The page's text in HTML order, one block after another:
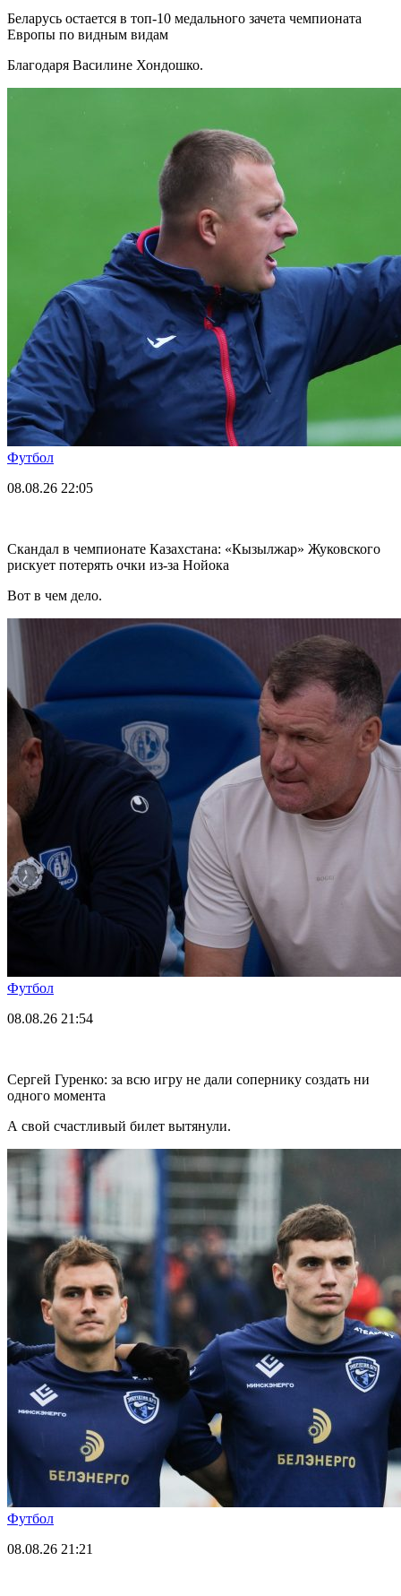
Беларусь остается в топ-10 медального зачета чемпионата
Европы по видным видам
Благодаря Василине Хондошко.
Футбол
08.08.26 22:05
Скандал в чемпионате Казахстана: «Кызылжар» Жуковского
рискует потерять очки из-за Нойока
Вот в чем дело.
Футбол
08.08.26 21:54
Сергей Гуренко: за всю игру не дали сопернику создать ни
одного момента
А свой счастливый билет вытянули.
Футбол
08.08.26 21:21